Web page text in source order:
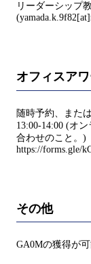
リーダーシッ
オフィスア
随時予約、また
13:00-14:00 (オ
合わせのこと。)
https://forms.gle/
その他
GA0Mの獲得が